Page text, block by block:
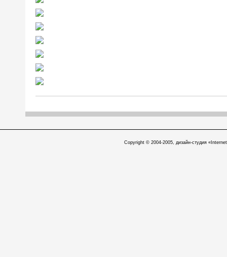
Copyright © 2004-2005, дизайн-студия